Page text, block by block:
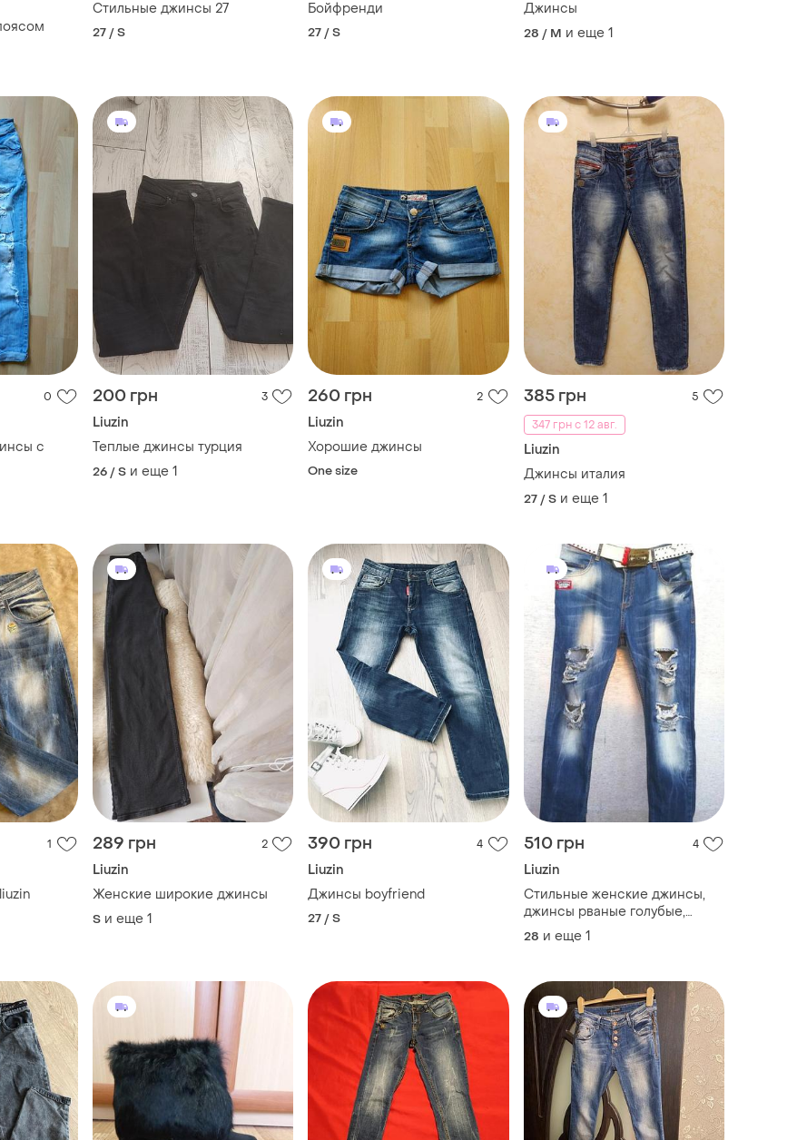
Стильные джинсы 27
27 / S
Бойфренди
27 / S
Джинсы
28 / M и еще 1
0
с
200 грн 3
Liuzin
Теплые джинсы турция
26 / S и еще 1
260 грн 2
Liuzin
Хорошие джинсы
One size
385 грн
5
347 грн с 12 авг.
Liuzin
Джинсы италия
27 / S и еще 1
1 289 грн 2
Liuzin
Женские широкие джинсы
S и еще 1
390 грн 4
Liuzin
Джинсы boyfriend
27 / S
510 грн 4
Liuzin
Стильные женские джинсы,
джинсы рваные голубые,
джинсы мом рванка
28 и еще 1